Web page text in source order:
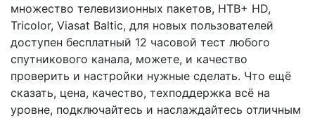
множество телевизионных пакетов, НТВ+ HD,
Tricolor, Viasat Baltic, для новых пользователей
доступен бесплатный 12 часовой тест любого
спутникового канала, можете, и качество
проверить и настройки нужные сделать. Что ещё
сказать, цена, качество, техподдержка всё на
уровне, подключайтесь и наслаждайтесь отличным